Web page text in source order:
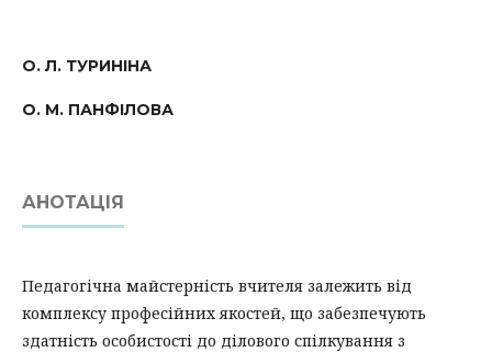
О. Л. ТУРИНІНА
О. М. ПАНФІЛОВА
АНОТАЦІЯ
Педагогічна майстерність вчителя залежить від
комплексу професійних якостей, що забезпечу­ють
здатність особистості до ділового спілкуван­ня з